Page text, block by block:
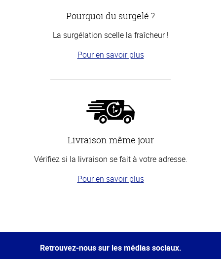
Pourquoi du surgelé ?
La surgélation scelle la fraîcheur !
Pour en savoir plus
Livraison même jour
Vérifiez si la livraison se fait à votre adresse.
Pour en savoir plus
de la
Retrouvez-nous sur les médias sociaux.